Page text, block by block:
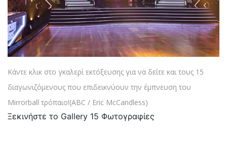
Κάντε κλικ στο γκαλερί εκτόξευσης για να δείτε και τους 15
διαγωνιζόμενους που επιδεικνύουν την έμπνευση του
Mirrorball τρόπαιο!(ABC / Eric McCandless)
Ξεκινήστε το Gallery 15 Φωτογραφίες